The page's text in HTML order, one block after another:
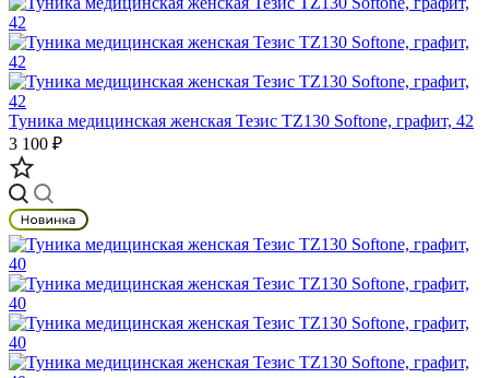
Туника медицинская женская Тезис TZ130 Softone, графит, 42
3 100 ₽